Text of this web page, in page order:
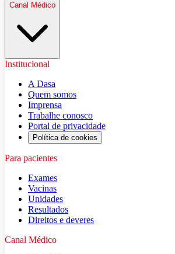
Canal Médico
Institucional
A Dasa
Quem somos
Imprensa
Trabalhe conosco
Portal de privacidade
Política de cookies
Para pacientes
Exames
Vacinas
Unidades
Resultados
Direitos e deveres
Canal Médico